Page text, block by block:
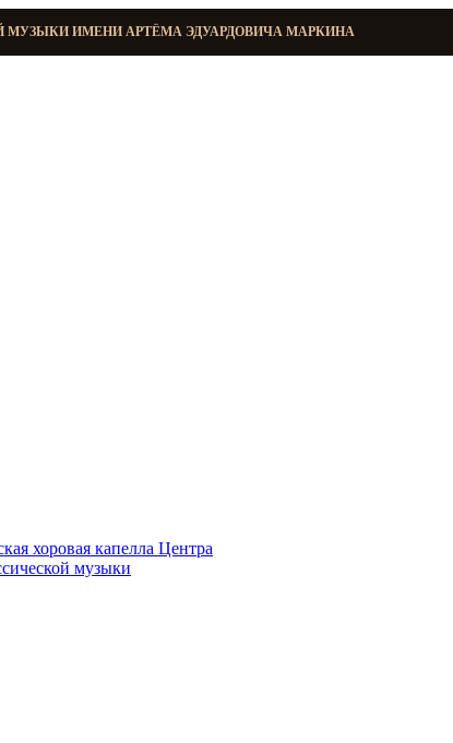
МУЗЫКИ ИМЕНИ АРТЁМА ЭДУАРДОВИЧА МАРКИНА
хоровая капелла Центра
музыки